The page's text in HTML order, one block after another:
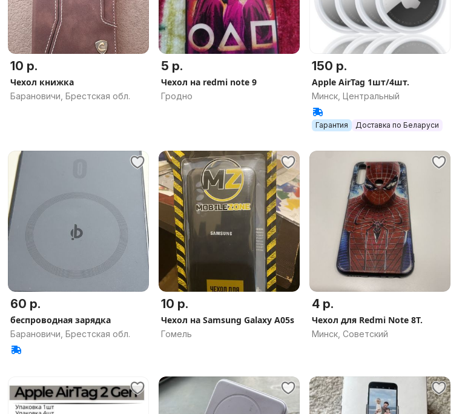
10 р.
Чехол книжка
Барановичи, Брестская обл.
5 р.
Чехол на redmi note 9
Гродно
150 р.
Apple AirTag 1шт/4шт.
Минск, Центральный
Гарантия Доставка по Беларуси
60 р.
беспроводная зарядка
Барановичи, Брестская обл.
10 р.
Чехол на Samsung Galaxy A05s
Гомель
4 р.
Чехол для Redmi Note 8T.
Минск, Советский